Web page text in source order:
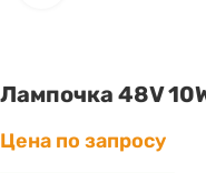
Лампочка 48V
Цена по запросу